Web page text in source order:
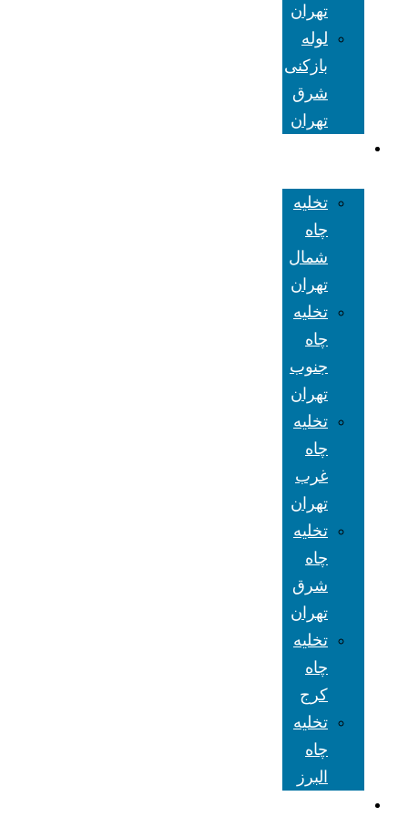
تهران
لوله
بازکنی
شرق
تهران
تخلیه
چاه
شمال
تهران
تخلیه
چاه
جنوب
تهران
تخلیه
چاه
غرب
تهران
تخلیه
چاه
شرق
تهران
تخلیه
چاه
کرج
تخلیه
چاه
البرز